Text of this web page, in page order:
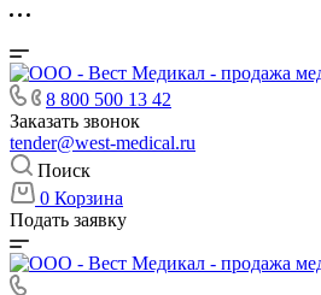
8 800 500 13 42
Заказать звонок
tender@west-medical.ru
Поиск
0 Корзина
Подать заявку